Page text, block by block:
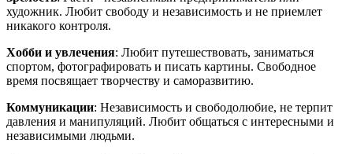
художник. Любит свободу и независимость и не приемлет
никакого контроля.
Хобби и увлечения: Любит путешествовать, заниматься
спортом, фотографировать и писать картины. Свободное
время посвящает творчеству и саморазвитию.
Коммуникации: Независимость и свободолюбие, не терпит
давления и манипуляций. Любит общаться с интересными и
независимыми людьми.